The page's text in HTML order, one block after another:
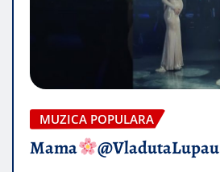
MUZICA POPULARA
Mama @VladutaLupau